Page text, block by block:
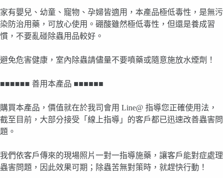
家有嬰兒、幼童、寵物、孕婦皆適用，本產品極低毒性，是無污
染防治用藥，可放心使用。硼酸雖然極低毒性，但還是養成習
慣，不要亂碰除蟲用品較好。
避免危害健康，室內除蟲請儘量不要噴藥或隨意施放水煙劑！
■■■■■■ 善用本產品 ■■■■■■
購買本產品，價值就在於我司會用 Line@ 指導您正確使用法，
截至目前，大部分接受「線上指導」的客戶都已迅速改善蟲害問
題。
我們依客戶傳來的現場照片一對一指導施藥，讓客戶能對症處理
蟲害問題，因此效果可期；除蟲苦無對策時，就趕快行動！